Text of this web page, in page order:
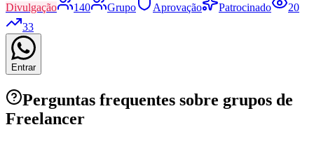
Divulgação 140 Grupo Aprovação Patrocinado
20
33
Entrar
Perguntas frequentes sobre grupos de
Freelancer